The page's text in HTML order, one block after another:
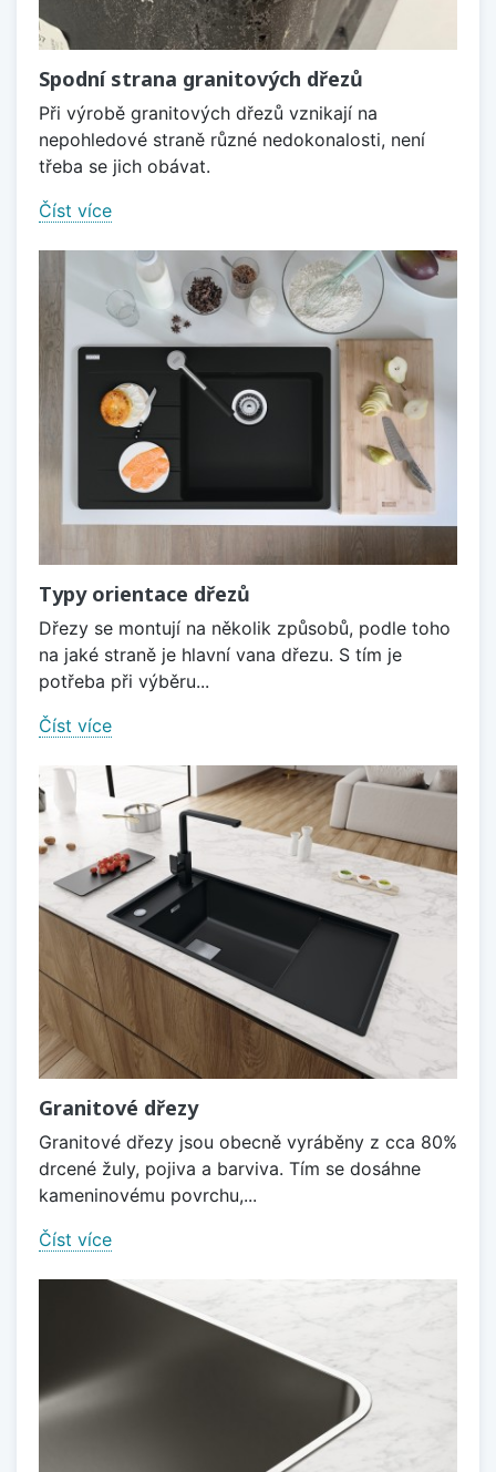
Spodní strana granitových dřezů
Při výrobě granitových dřezů vznikají na
nepohledové straně různé nedokonalosti, není
třeba se jich obávat.
Číst více
Typy orientace dřezů
Dřezy se montují na několik způsobů, podle toho
na jaké straně je hlavní vana dřezu. S tím je
potřeba při výběru...
Číst více
Granitové dřezy
Granitové dřezy jsou obecně vyráběny z cca 80%
drcené žuly, pojiva a barviva. Tím se dosáhne
kameninovému povrchu,...
Číst více